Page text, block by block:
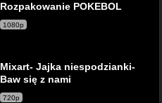
Rozpakowanie POKEBOL
1080p
Mixart- Jajka niespodzianki-
Baw się z nami
720p